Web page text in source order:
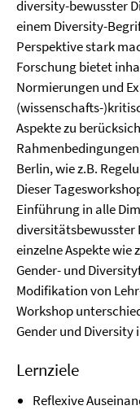
diversity-bewusster
einem Diversity-
Perspektive stark
Forschung bietet
Normierungen und
(wissenschafts-
Aspekte zu
Berlin, wie z.B.
Dieser
Einführung in alle
diversitätsbewusster
einzelne Aspekte wie
Gender- und
Modifikation von
Workshop
Gender und Diversity
Lernziele
Reflexive